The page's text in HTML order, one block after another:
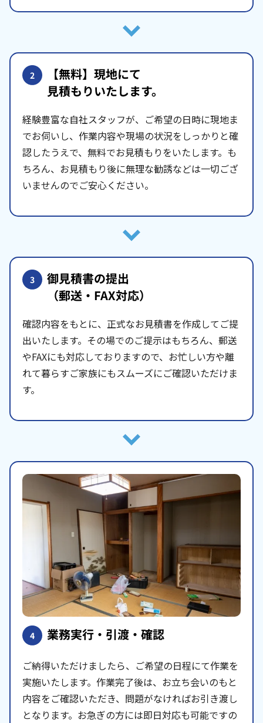
2 【無料】現地にて
見積もりいたします。
経験豊富な自社スタッフが、ご希望の日時に現地ま
でお伺いし、作業内容や現場の状況をしっかりと確
認したうえで、無料でお見積もりをいたします。も
ちろん、お見積もり後に無理な勧誘などは一切ござ
いませんのでご安心ください。
3 御見積書の提出
（郵送・FAX対応）
確認内容をもとに、正式なお見積書を作成してご提
出いたします。その場でのご提示はもちろん、郵送
やFAXにも対応しておりますので、お忙しい方や離
れて暮らすご家族にもスムーズにご確認いただけま
す。
4 業務実行・引渡・確認
ご納得いただけましたら、ご希望の日程にて作業を
実施いたします。作業完了後は、お立ち会いのもと
内容をご確認いただき、問題がなければお引き渡し
となります。お急ぎの方には即日対応も可能ですの